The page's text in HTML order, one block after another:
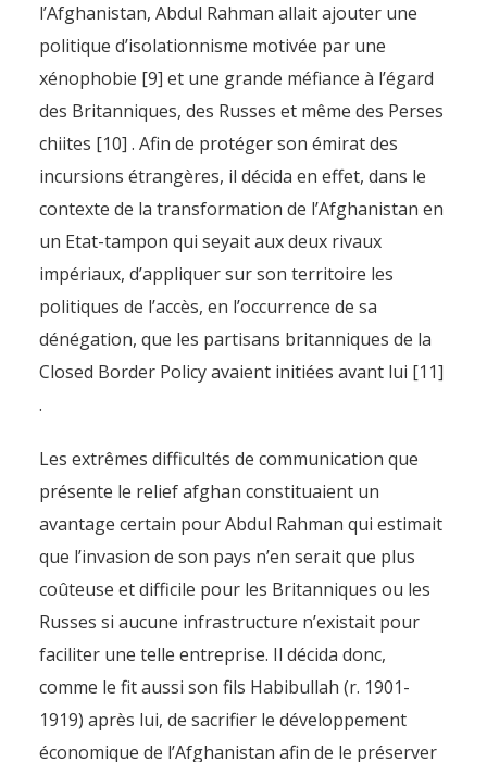
l’Afghanistan, Abdul Rahman allait ajouter une
politique d’isolationnisme motivée par une
xénophobie [9] et une grande méfiance à l’égard
des Britanniques, des Russes et même des Perses
chiites [10] . Afin de protéger son émirat des
incursions étrangères, il décida en effet, dans le
contexte de la transformation de l’Afghanistan en
un Etat-tampon qui seyait aux deux rivaux
impériaux, d’appliquer sur son territoire les
politiques de l’accès, en l’occurrence de sa
dénégation, que les partisans britanniques de la
Closed Border Policy avaient initiées avant lui [11]
.
Les extrêmes difficultés de communication que
présente le relief afghan constituaient un
avantage certain pour Abdul Rahman qui estimait
que l’invasion de son pays n’en serait que plus
coûteuse et difficile pour les Britanniques ou les
Russes si aucune infrastructure n’existait pour
faciliter une telle entreprise. Il décida donc,
comme le fit aussi son fils Habibullah (r. 1901-
1919) après lui, de sacrifier le développement
économique de l’Afghanistan afin de le préserver